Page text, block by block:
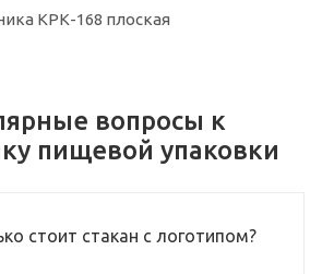
КРК-168 плоская
вопросы к
пищевой упаковки
стоит стакан с логотипом?